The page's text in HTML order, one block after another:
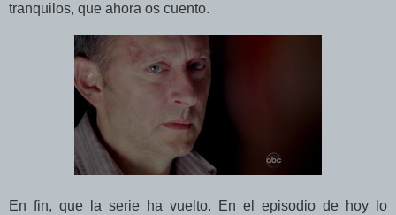
tranquilos, que ahora os cuento.
En fin, que la serie ha vuelto. En el episodio de hoy lo